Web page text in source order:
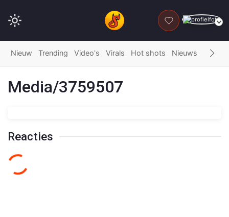
DONEER
Nieuw Trending Video's Virals Hot shots Nieuws Fails
Media/3759507
Reacties